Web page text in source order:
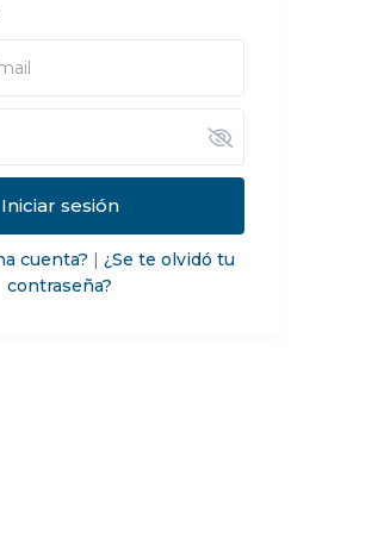
Iniciar sesión
cuenta? | ¿Se te olvidó tu
contraseña?